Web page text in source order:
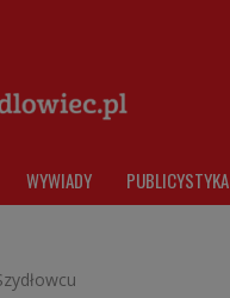
WYWIADY PUBLICYSTYKA